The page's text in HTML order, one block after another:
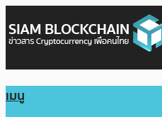
เมนู